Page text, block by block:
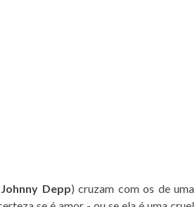
Johnny Depp) cruzam com os de uma